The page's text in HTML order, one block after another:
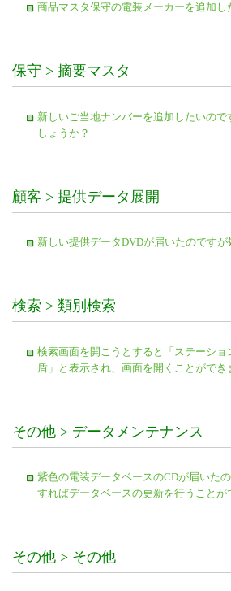
商品マスタ保守の電装メーカーを追加し
保守 > 摘要マスタ
新しいご当地ナンバーを追加したいの
しょうか？
顧客 > 提供データ展開
新しい提供データDVDが届いたのですが
検索 > 類別検索
検索画面を開こうとすると「ステーシ
盾」と表示され、画面を開くことができ
その他 > データメンテナンス
紫色の電装データベースのCDが届いた
すればデータベースの更新を行うことが
その他 > その他